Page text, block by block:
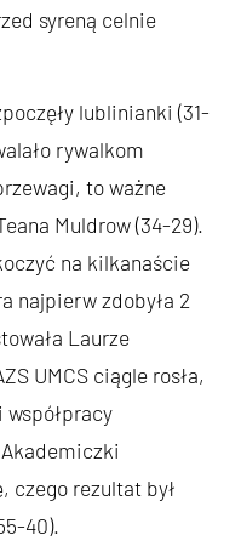
syreną celnie
lublinianki (31-
rywalkom
to ważne
Muldrow (34-29).
na kilkanaście
najpierw zdobyła 2
Laurze
UMCS ciągle rosła,
czego rezultat był
40).